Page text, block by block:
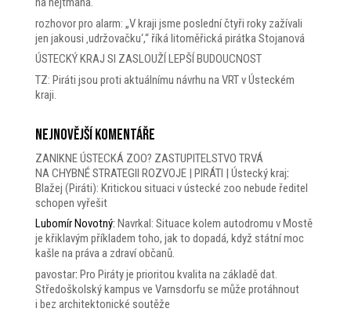
rozhovor pro alarm: „V kraji jsme poslední čtyři roky zažívali
jen jakousi ‚udržovačku‘,“ říká litoměřická pirátka Stojanová
ÚSTECKÝ KRAJ SI ZASLOUŽÍ LEPŠÍ BUDOUCNOST
TZ: Piráti jsou proti aktuálnímu návrhu na VRT v Ústeckém
kraji.
Nejnovější komentáře
ZANIKNE ÚSTECKÁ ZOO? ZASTUPITELSTVO TRVÁ
NA CHYBNÉ STRATEGII ROZVOJE | PIRÁTI | Ústecký kraj:
Blažej (Piráti): Kritickou situaci v ústecké zoo nebude ředitel
schopen vyřešit
Lubomír Novotný: Navrkal: Situace kolem autodromu v Mostě
je křiklavým příkladem toho, jak to dopadá, když státní moc
kašle na práva a zdraví občanů.
pavostar: Pro Piráty je prioritou kvalita na základě dat.
Středoškolský kampus ve Varnsdorfu se může protáhnout
i bez architektonické soutěže